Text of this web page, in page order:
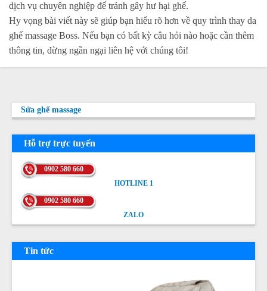
dịch vụ chuyên nghiệp để tránh gây hư hại ghế.
Hy vọng bài viết này sẽ giúp bạn hiểu rõ hơn về quy trình thay da
ghế massage Boss. Nếu bạn có bất kỳ câu hỏi nào hoặc cần thêm
thông tin, đừng ngần ngại liên hệ với chúng tôi!
Sửa ghế massage
Hỗ trợ trực tuyến
0902 580 660
HOTLINE 1
0902 580 660
ZALO
Tin tức